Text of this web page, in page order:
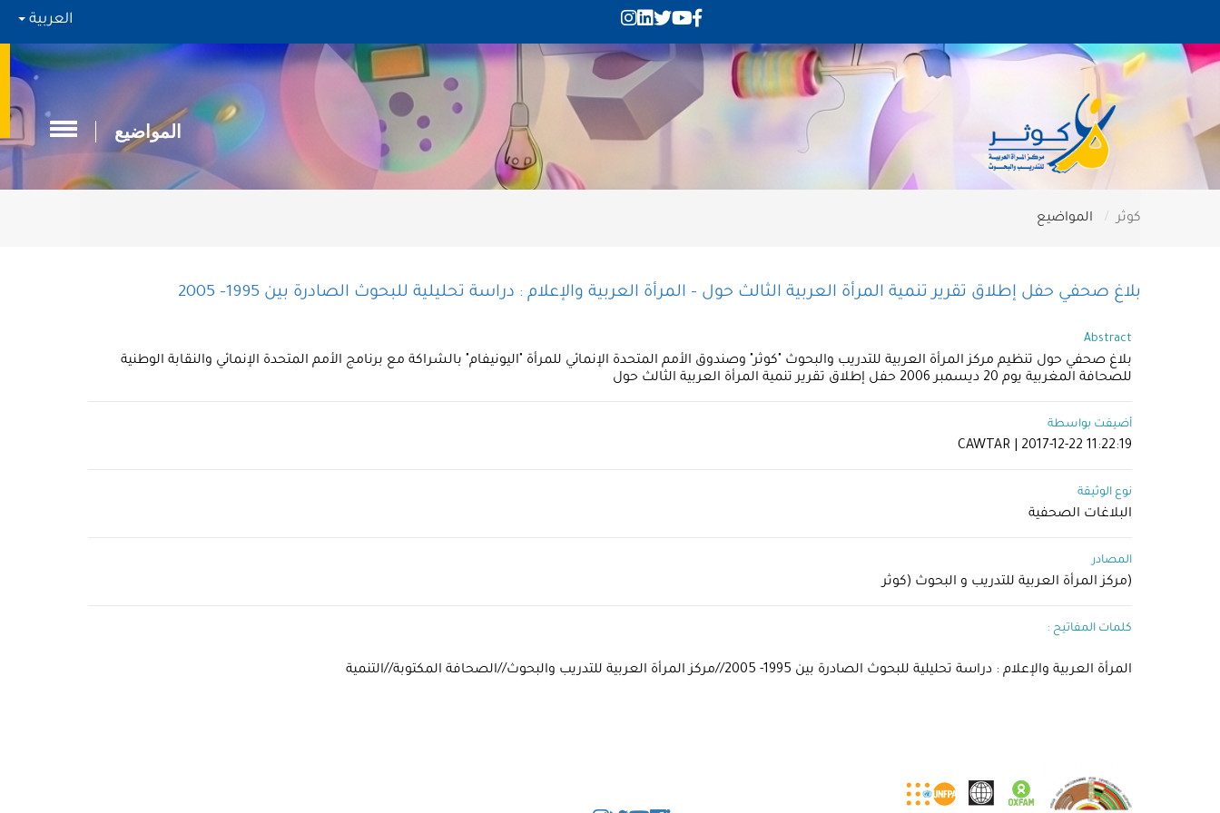
العربية
المواضيع
كوثر المواضيع
بلاغ صحفي حفل إطلاق تقرير تنمية المرأة العربية الثالث حول - المرأة العربية والإعلام : دراسة تحليلية للبحوث الصادرة بين 1995- 2005
Abstract
بلاغ صحفي حول تنظيم مركز المرأة العربية للتدريب والبحوث "كوثر" وصندوق الأمم المتحدة الإنمائي للمرأة "اليونيفام" بالشراكة مع برنامج الأمم المتحدة الإنمائي والنقابة الوطنية
للصحافة المغربية يوم 20 ديسمبر 2006 حفل إطلاق تقرير تنمية المرأة العربية الثالث حول
أضيفت بواسطة
CAWTAR | 2017-12-22 11:22:19
نوع الوثيقة
البلاغات الصحفية
المصادر
(مركز المرأة العربية للتدريب و البحوث (كوثر
كلمات المفاتيح :
المرأة العربية والإعلام : دراسة تحليلية للبحوث الصادرة بين 1995- 2005//مركز المرأة العربية للتدريب والبحوث//الصحافة المكتوبة//التنمية